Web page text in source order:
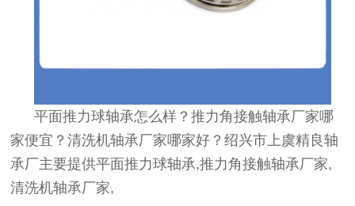
平面推力球轴承怎么样？推力角接触轴承厂家哪
家便宜？清洗机轴承厂家哪家好？绍兴市上虞精良轴
承厂主要提供平面推力球轴承,推力角接触轴承厂家,
清洗机轴承厂家,